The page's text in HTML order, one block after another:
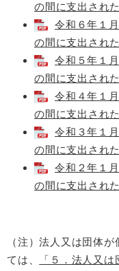
の間に支出され
令和６年１
の間に支出され
令和５年１
の間に支出され
令和４年１
の間に支出され
令和３年１
の間に支出され
令和２年１
の間に支出され
（注）法人又は団体
ては、
「５．法人又